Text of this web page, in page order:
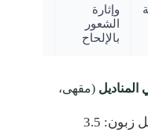
وإثارة
الشعور
بالإلحاح
(مقهى،
عدد الزبائن يوميًا: 300 عدد المناديل لكل زبون: 3.5